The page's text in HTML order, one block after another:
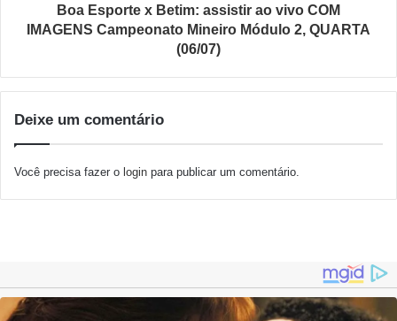
Boa Esporte x Betim: assistir ao vivo COM
IMAGENS Campeonato Mineiro Módulo 2, QUARTA
(06/07)
Deixe um comentário
Você precisa fazer o login para publicar um comentário.